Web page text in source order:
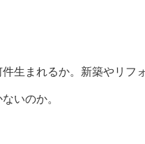
生まれるか。新築やリフ
いのか。